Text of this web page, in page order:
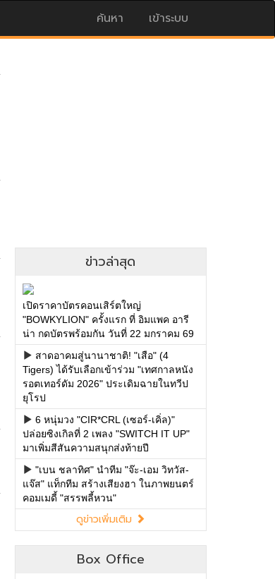
ค้นหา เข้าระบบ
ข่าวล่าสุด
เปิดราคาบัตรคอนเสิร์ตใหญ่
"BOWKYLION" ครั้งแรก ที่ อิมแพค อารี
น่า กดบัตรพร้อมกัน วันที่ 22 มกราคม 69
สาดอาคมสู่นานาชาติ! "เสือ" (4
Tigers) ได้รับเลือกเข้าร่วม "เทศกาลหนัง
รอตเทอร์ดัม 2026" ประเดิมฉายในทวีป
ยุโรป
6 หนุ่มวง "CIR*CRL (เซอร์-เคิ่ล)"
ปล่อยซิงเกิลที่ 2 เพลง "SWITCH IT UP"
มาเพิ่มสีสันความสนุกส่งท้ายปี
"เบน ชลาทิศ" นำทีม "จ๊ะ-เอม วิทวัส-
แจ๊ส" แท็กทีม สร้างเสียงฮา ในภาพยนตร์
คอมเมดี้ "สรรพลี้หวน"
ดูข่าวเพิ่มเติม
Box Office